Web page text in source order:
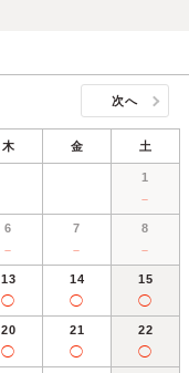
次へ
木 金 土
1
－
6
－
7
－
8
－
13
◯
14
◯
15
◯
20
◯
21
◯
22
◯